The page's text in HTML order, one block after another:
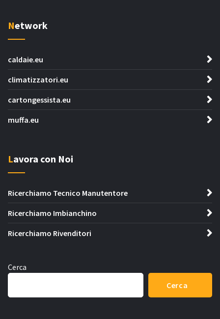
Network
caldaie.eu
climatizzatori.eu
cartongessista.eu
muffa.eu
Lavora con Noi
Ricerchiamo Tecnico Manutentore
Ricerchiamo Imbianchino
Ricerchiamo Rivenditori
Cerca
Cerca